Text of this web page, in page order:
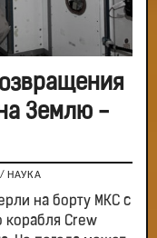
Землю -
/ НАУКА
на борту МКС с
корабля Crew